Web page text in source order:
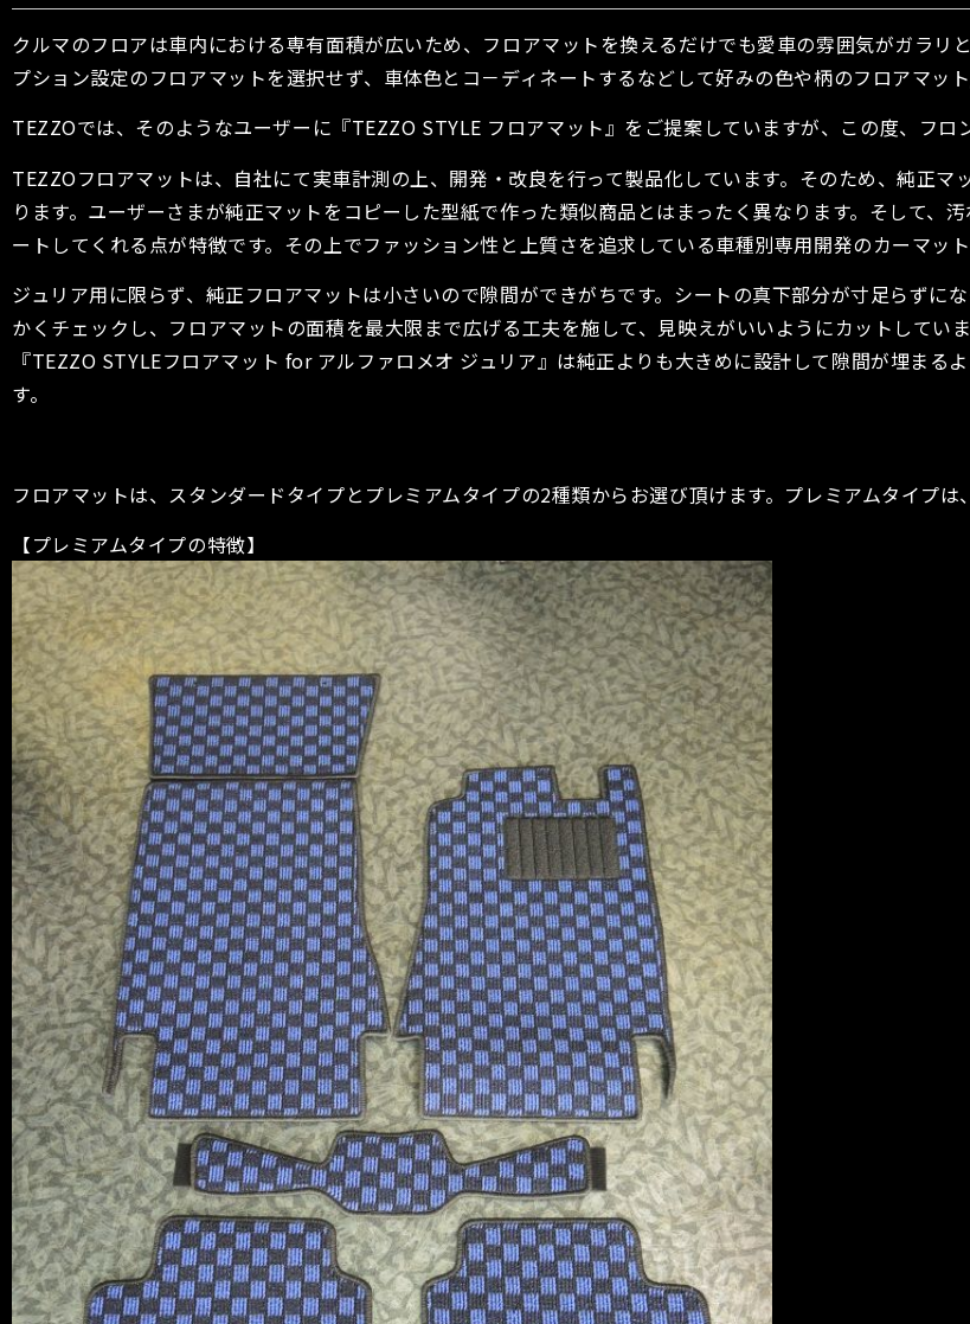
クルマのフロアは車内における専有面積が広いため、フロアマットを換えるだけでも愛車の雰囲気がガラリ
プション設定のフロアマットを選択せず、車体色とコ－ディネートするなどして好みの色や柄のフロアマッ
TEZZOでは、そのようなユーザーに『TEZZO STYLE フロアマット』をご提案していますが、この度、フロ
TEZZOフロアマットは、自社にて実車計測の上、開発・改良を行って製品化しています。そのため、純正
ります。ユーザーさまが純正マットをコピーした型紙で作った類似商品とはまったく異なります。そして、
ートしてくれる点が特徴です。その上でファッション性と上質さを追求している車種別専用開発のカーマッ
ジュリア用に限らず、純正フロアマットは小さいので隙間ができがちです。シートの真下部分が寸足らずに
かくチェックし、フロアマットの面積を最大限まで広げる工夫を施して、見映えがいいようにカットしてい
『TEZZO STYLEフロアマット for アルファロメオ ジュリア』は純正よりも大きめに設計して隙間が埋まる
す。
フロアマットは、スタンダードタイプとプレミアムタイプの2種類からお選び頂けます。プレミアムタイプは
【プレミアムタイプの特徴】